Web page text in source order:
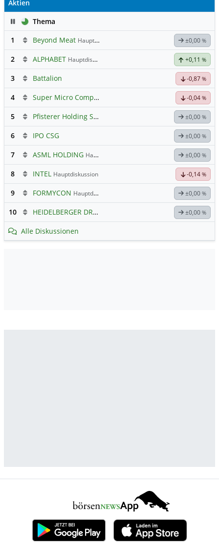
Aktien
PauseThema
1
Beyond Meat Hauptdiskussion ±0,00 %
2 ALPHABET Hauptdiskussion +0,11 %
3 Battalion -0,87 %
4 Super Micro Computer -0,04 %
5 Pfisterer Holding SE Inhaber-Akt Hauptdiskussion±0,00 %
6 IPO CSG ±0,00 %
7 ASML HOLDING Hauptdiskussion ±0,00 %
8 INTEL Hauptdiskussion -0,14 %
9 FORMYCON Hauptdiskussion ±0,00 %
10 HEIDELBERGER DRUCKMASCHINEN Hauptdiskussion
±0,00 %
Alle Diskussionen